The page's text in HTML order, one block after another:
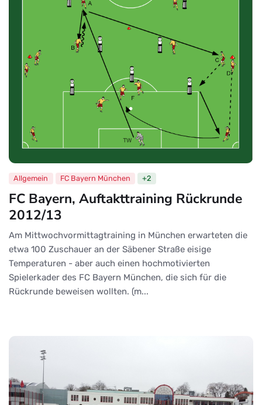
FC Bayern, Auftakttraining Rückrunde
2012/13
Am Mittwochvormittagtraining in München erwarteten die
etwa 100 Zuschauer an der Säbener Straße eisige
Temperaturen - aber auch einen hochmotivierten
Spielerkader des FC Bayern München, die sich für die
Rückrunde beweisen wollten. (m...
Allgemein FC Bayern München +2